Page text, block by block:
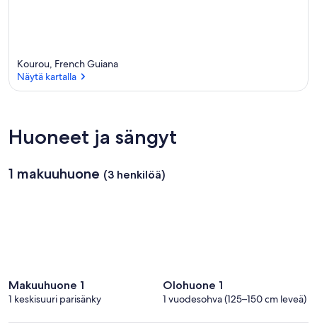
Kourou, French Guiana
Näytä kartalla
Huoneet ja sängyt
1 makuuhuone (3 henkilöä)
Makuuhuone 1
1 keskisuuri parisänky
Olohuone 1
1 vuodesohva (125–150 cm leveä)